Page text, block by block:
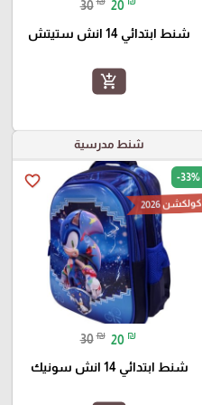
30 20
شنط ابتدائي 14 انش ستيتش
add_shopping_cart
شنط مدرسية
favorite_border -33%
كولكشن 2026
30 ₪ 20 ₪
شنط ابتدائي 14 انش سونيك